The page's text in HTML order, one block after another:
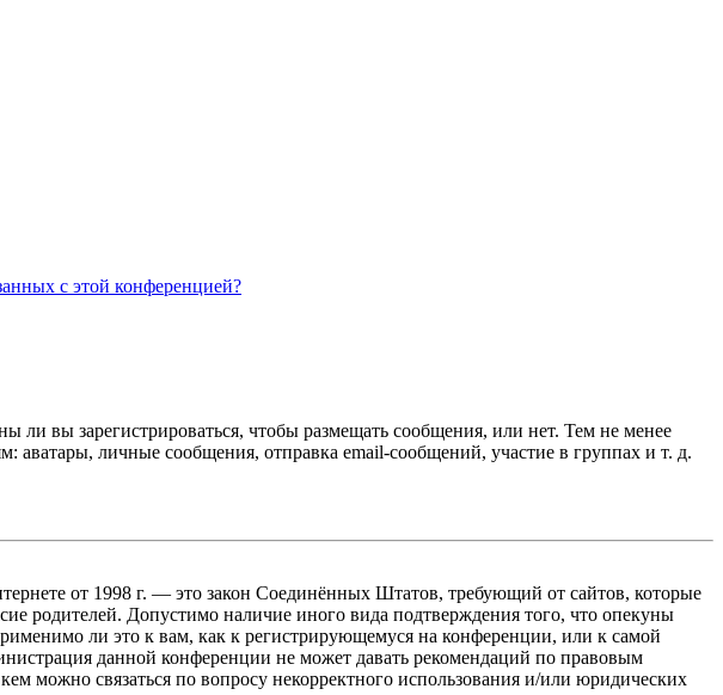
с этой конференцией?
ли вы зарегистрироваться, чтобы размещать сообщения, или нет. Тем не менее
аватары, личные сообщения, отправка email-сообщений, участие в группах и т. д.
от 1998 г. — это закон Соединённых Штатов, требующий от сайтов, которые
родителей. Допустимо наличие иного вида подтверждения того, что опекуны
ли это к вам, как к регистрирующемуся на конференции, или к самой
данной конференции не может давать рекомендаций по правовым
можно связаться по вопросу некорректного использования и/или юридических